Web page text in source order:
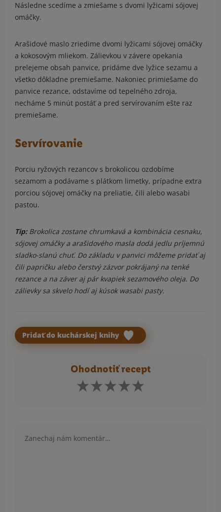
Následne scedíme a zmiešame s dvomi lyžicami sójovej
omáčky.
Arašidové maslo zriedime dvomi lyžicami sójovej omáčky
a kokosovým mliekom. Zálievkou v závere opekania
prelejeme obsah panvice, pridáme dve lyžice sezamu a
všetko dôkladne premiešame. Nakoniec primiešame do
panvice rezance, odstavíme od tepelného zdroja,
necháme 5 minút postáť a pred servírovaním ešte raz
premiešame.
Servírovanie
Porciu ryžových rezancov s brokolicou ozdobíme
sezamom a podávame s plátkom limetky, prípadne extra
porciou sójovej omáčky na preliatie, čili alebo wasabi
pastou.
Tip:Brokolica zostane chrumkavá a kombinácia cesnaku,
sójovej omáčky a arašidového masla dodá jedlu príjemnú
sladko-slanú chuť. Do základu v panvici môžeme pridať aj
čili papričku alebo čerstvý zázvor pokrájaný na tenké
rezance a na záver aj pár kvapiek sezamového oleja. Do
zálievkysa skvelo hodí aj kúsok wasabi pasty.
Pridať do kuchárskej knihy
Ohodnotiť recept